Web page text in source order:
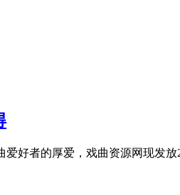
好者的厚爱，戏曲资源网现发